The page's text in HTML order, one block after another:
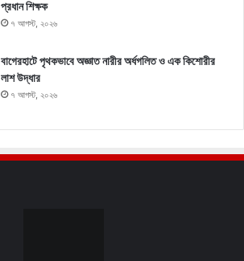
প্রধান শিক্ষক
৭ আগস্ট, ২০২৬
বাগেরহাটে পৃথকভাবে অজ্ঞাত নারীর অর্ধগলিত ও এক কিশোরীর
লাশ উদ্ধার
৭ আগস্ট, ২০২৬